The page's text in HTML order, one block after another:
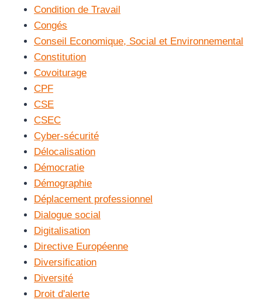
Condition de Travail
Congés
Conseil Economique, Social et Environnemental
Constitution
Covoiturage
CPF
CSE
CSEC
Cyber-sécurité
Délocalisation
Démocratie
Démographie
Déplacement professionnel
Dialogue social
Digitalisation
Directive Européenne
Diversification
Diversité
Droit d'alerte